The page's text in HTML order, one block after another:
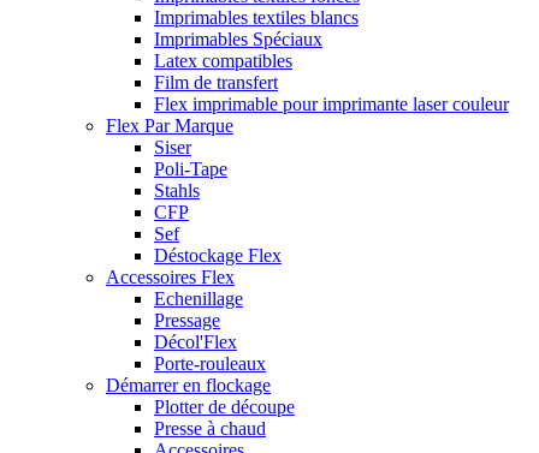
Imprimables textiles blancs
Imprimables Spéciaux
Latex compatibles
Film de transfert
Flex imprimable pour imprimante laser couleur
Flex Par Marque
Siser
Poli-Tape
Stahls
CFP
Sef
Déstockage Flex
Accessoires Flex
Echenillage
Pressage
Décol'Flex
Porte-rouleaux
Démarrer en flockage
Plotter de découpe
Presse à chaud